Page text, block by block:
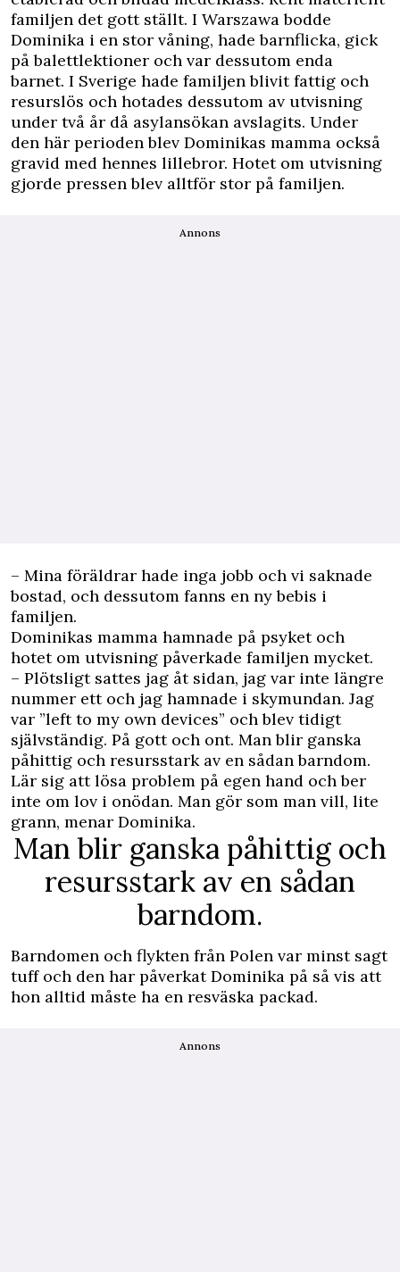
familjen det gott ställt. I Warszawa bodde
Dominika i en stor våning, hade barnflicka, gick
på balettlektioner och var dessutom enda
barnet. I Sverige hade familjen blivit fattig och
resurslös och hotades dessutom av utvisning
under två år då asylansökan avslagits. Under
den här perioden blev Dominikas mamma också
gravid med hennes lillebror. Hotet om utvisning
gjorde pressen blev alltför stor på familjen.
Annons
– Mina föräldrar hade inga jobb och vi saknade
bostad, och dessutom fanns en ny bebis i
familjen.
Dominikas mamma hamnade på psyket och
hotet om utvisning påverkade familjen mycket.
– Plötsligt sattes jag åt sidan, jag var inte längre
nummer ett och jag hamnade i skymundan. Jag
var ”left to my own devices” och blev tidigt
självständig. På gott och ont. Man blir ganska
påhittig och resursstark av en sådan barndom.
Lär sig att lösa problem på egen hand och ber
inte om lov i onödan. Man gör som man vill, lite
grann, menar Dominika.
Man blir ganska påhittig och
resursstark av en sådan
barndom.
Barndomen och flykten från Polen var minst sagt
tuff och den har påverkat Dominika på så vis att
hon alltid måste ha en resväska packad.
Annons